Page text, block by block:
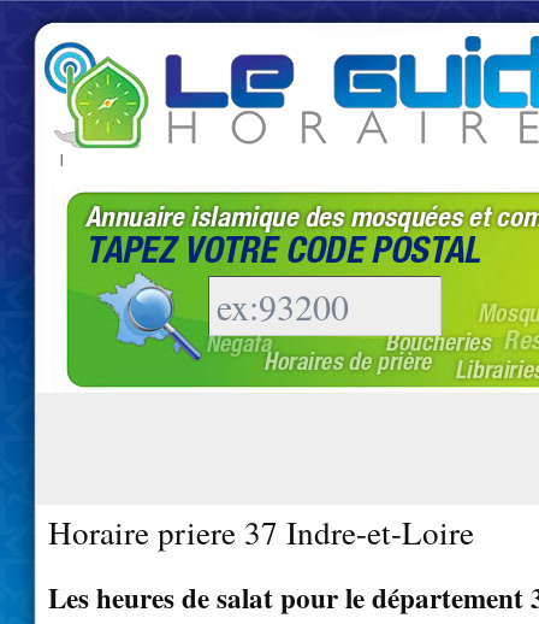
|
Horaire priere 37 Indre-et-Loire
Les heures de salat pour le